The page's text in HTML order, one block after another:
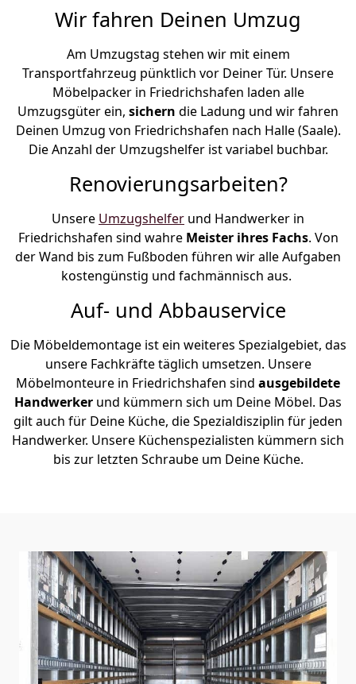
Wir fahren Deinen Umzug
Am Umzugstag stehen wir mit einem
Transportfahrzeug pünktlich vor Deiner Tür. Unsere
Möbelpacker in Friedrichshafen laden alle
Umzugsgüter ein, sichern die Ladung und wir fahren
Deinen Umzug von Friedrichshafen nach Halle (Saale).
Die Anzahl der Umzugshelfer ist variabel buchbar.
Renovierungsarbeiten?
Unsere Umzugshelfer und Handwerker in
Friedrichshafen sind wahre Meister ihres Fachs. Von
der Wand bis zum Fußboden führen wir alle Aufgaben
kostengünstig und fachmännisch aus.
Auf- und Abbauservice
Die Möbeldemontage ist ein weiteres Spezialgebiet, das
unsere Fachkräfte täglich umsetzen. Unsere
Möbelmonteure in Friedrichshafen sind ausgebildete
Handwerker und kümmern sich um Deine Möbel. Das
gilt auch für Deine Küche, die Spezialdisziplin für jeden
Handwerker. Unsere Küchenspezialisten kümmern sich
bis zur letzten Schraube um Deine Küche.